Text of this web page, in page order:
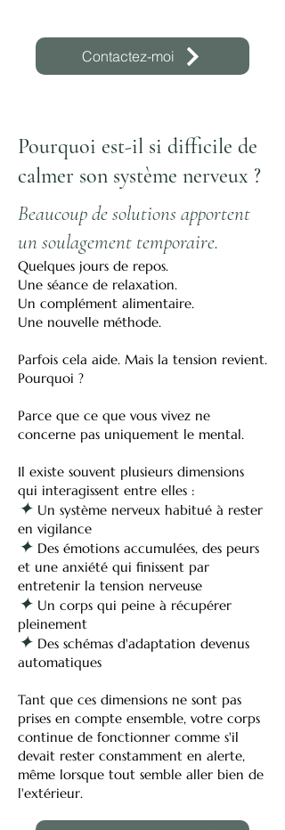
Contactez-moi
Pourquoi est-il si difficile de
calmer son système nerveux ?
Beaucoup de solutions apportent
un soulagement temporaire.
Quelques jours de repos.
Une séance de relaxation.
Un complément alimentaire.
Une nouvelle méthode.
Parfois cela aide. Mais la tension revient.
Pourquoi ?
Parce que ce que vous vivez ne
concerne pas uniquement le mental.
Il existe souvent plusieurs dimensions
qui interagissent entre elles :
✦ Un système nerveux habitué à rester
en vigilance
✦ Des émotions accumulées, des peurs
et une anxiété qui finissent par
entretenir la tension nerveuse
✦ Un corps qui peine à récupérer
pleinement
✦ Des schémas d'adaptation devenus
automatiques
Tant que ces dimensions ne sont pas
prises en compte ensemble, votre corps
continue de fonctionner comme s'il
devait rester constamment en alerte,
même lorsque tout semble aller bien de
l'extérieur.